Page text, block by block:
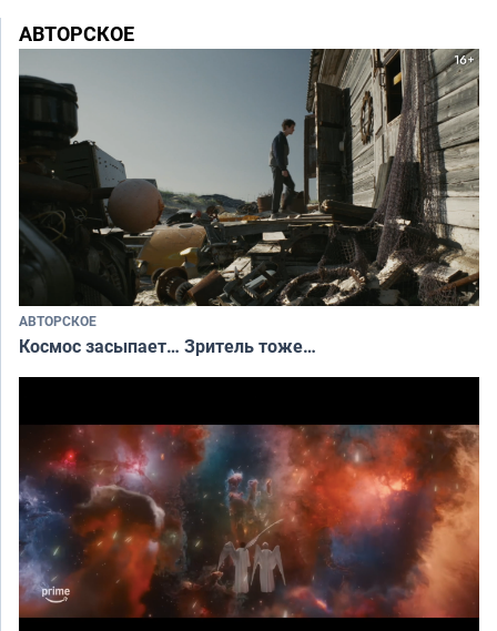
АВТОРСКОЕ
АВТОРСКОЕ
Космос засыпает… Зритель тоже…